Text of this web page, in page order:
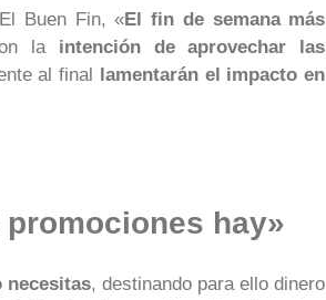
Buen Fin, «El fin de semana más
la intención de aprovechar las
al final lamentarán el impacto en
hay»
necesitas, destinando para ello dinero